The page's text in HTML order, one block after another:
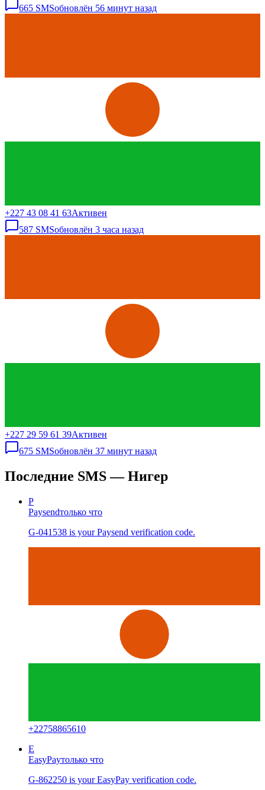
665 SMSобновлён 56 минут назад
+227 43 08 41 63Активен
587 SMSобновлён 3 часа назад
+227 29 59 61 39Активен
675 SMSобновлён 37 минут назад
Последние SMS — Нигер
P
Paysendтолько что
G-041538 is your Paysend verification code.
+22758865610
E
EasyPayтолько что
G-862250 is your EasyPay verification code.